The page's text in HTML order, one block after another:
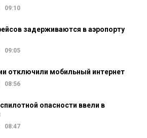
09:10
задерживаются в аэропорту
09:05
отключили мобильный интернет
08:56
опасности ввели в
08:47